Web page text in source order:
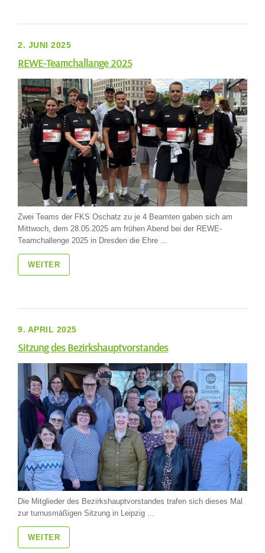
2. JUNI 2025
REWE-Teamchallange 2025
Zwei Teams der FKS Oschatz zu je 4 Beamten gaben sich am
Mittwoch, dem 28.05.2025 am frühen Abend bei der REWE-
Teamchallenge 2025 in Dresden die Ehre ...
WEITER
9. APRIL 2025
Sitzung des Bezirkshauptvorstandes
Die Mitglieder des Bezirkshauptvorstandes trafen sich dieses Mal
zur turnusmäßigen Sitzung in Leipzig ...
WEITER